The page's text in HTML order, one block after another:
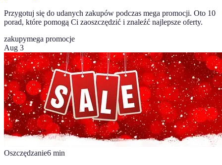
Przygotuj się do udanych zakupów podczas mega promocji. Oto 10
porad, które pomogą Ci zaoszczędzić i znaleźć najlepsze oferty.
zakupymega promocje
Aug 3
Oszczędzanie6 min